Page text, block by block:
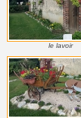
le lavoir